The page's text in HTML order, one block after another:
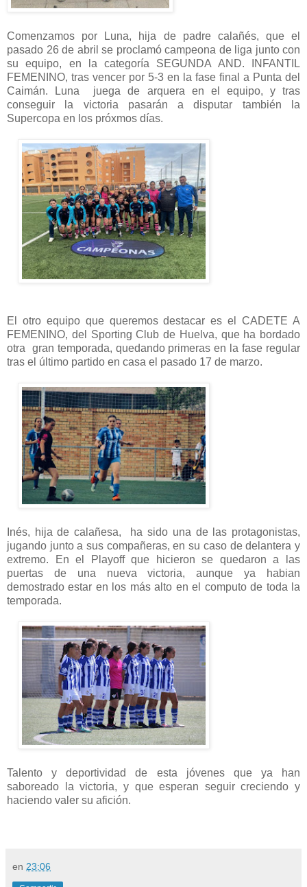
Comenzamos por Luna, hija de padre calañés, que el
pasado 26 de abril se proclamó campeona de liga junto con
su equipo, en la categoría SEGUNDA AND. INFANTIL
FEMENINO, tras vencer por 5-3 en la fase final a Punta del
Caimán. Luna juega de arquera en el equipo, y tras
conseguir la victoria pasarán a disputar también la
Supercopa en los próxmos días.
El otro equipo que queremos destacar es el CADETE A
FEMENINO, del Sporting Club de Huelva, que ha bordado
otra gran temporada, quedando primeras en la fase regular
tras el último partido en casa el pasado 17 de marzo.
Inés, hija de calañesa, ha sido una de las protagonistas,
jugando junto a sus compañeras, en su caso de delantera y
extremo. En el Playoff que hicieron se quedaron a las
puertas de una nueva victoria, aunque ya habian
demostrado estar en los más alto en el computo de toda la
temporada.
Talento y deportividad de esta jóvenes que ya han
saboreado la victoria, y que esperan seguir creciendo y
haciendo valer su afición.
en 23:06